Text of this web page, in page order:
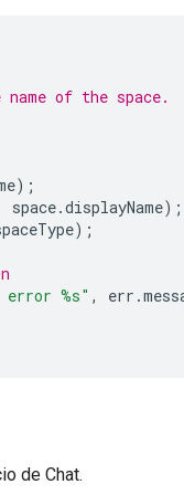
name of the space.
);
space.displayName);
);
%s" , err .
de Chat.